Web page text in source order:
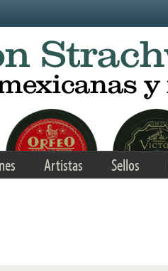
Artistas Sellos